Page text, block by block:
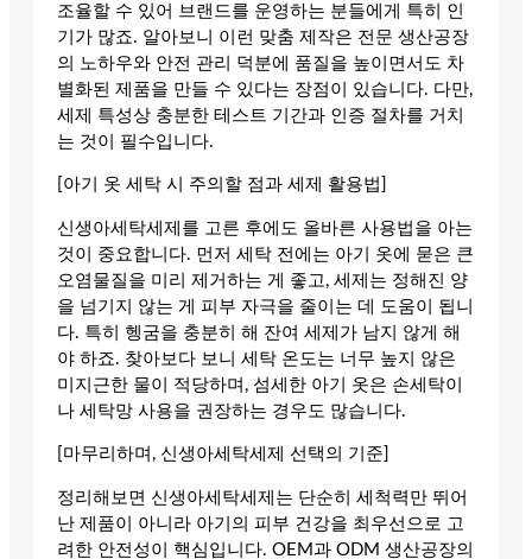
조율할 수 있어 브랜드를 운영하는 분들에게 특히 인
기가 많죠. 알아보니 이런 맞춤 제작은 전문 생산공장
의 노하우와 안전 관리 덕분에 품질을 높이면서도 차
별화된 제품을 만들 수 있다는 장점이 있습니다. 다만,
세제 특성상 충분한 테스트 기간과 인증 절차를 거치
는 것이 필수입니다.
[아기 옷 세탁 시 주의할 점과 세제 활용법]
신생아세탁세제를 고른 후에도 올바른 사용법을 아는
것이 중요합니다. 먼저 세탁 전에는 아기 옷에 묻은 큰
오염물질을 미리 제거하는 게 좋고, 세제는 정해진 양
을 넘기지 않는 게 피부 자극을 줄이는 데 도움이 됩니
다. 특히 헹굼을 충분히 해 잔여 세제가 남지 않게 해
야 하죠. 찾아보다 보니 세탁 온도는 너무 높지 않은
미지근한 물이 적당하며, 섬세한 아기 옷은 손세탁이
나 세탁망 사용을 권장하는 경우도 많습니다.
[마무리하며, 신생아세탁세제 선택의 기준]
정리해보면 신생아세탁세제는 단순히 세척력만 뛰어
난 제품이 아니라 아기의 피부 건강을 최우선으로 고
려한 안전성이 핵심입니다. OEM과 ODM 생산공장의